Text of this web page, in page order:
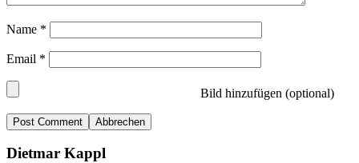
Name *
Email *
Bild hinzufügen (optional)
Abbrechen
Dietmar Kappl